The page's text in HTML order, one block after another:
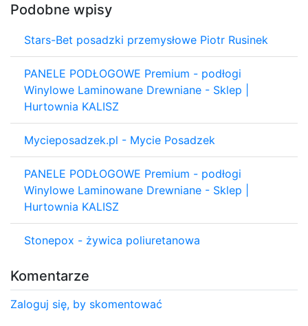
Podobne wpisy
Stars-Bet posadzki przemysłowe Piotr Rusinek
PANELE PODŁOGOWE Premium - podłogi
Winylowe Laminowane Drewniane - Sklep |
Hurtownia KALISZ
Mycieposadzek.pl - Mycie Posadzek
PANELE PODŁOGOWE Premium - podłogi
Winylowe Laminowane Drewniane - Sklep |
Hurtownia KALISZ
Stonepox - żywica poliuretanowa
Komentarze
Zaloguj się, by skomentować